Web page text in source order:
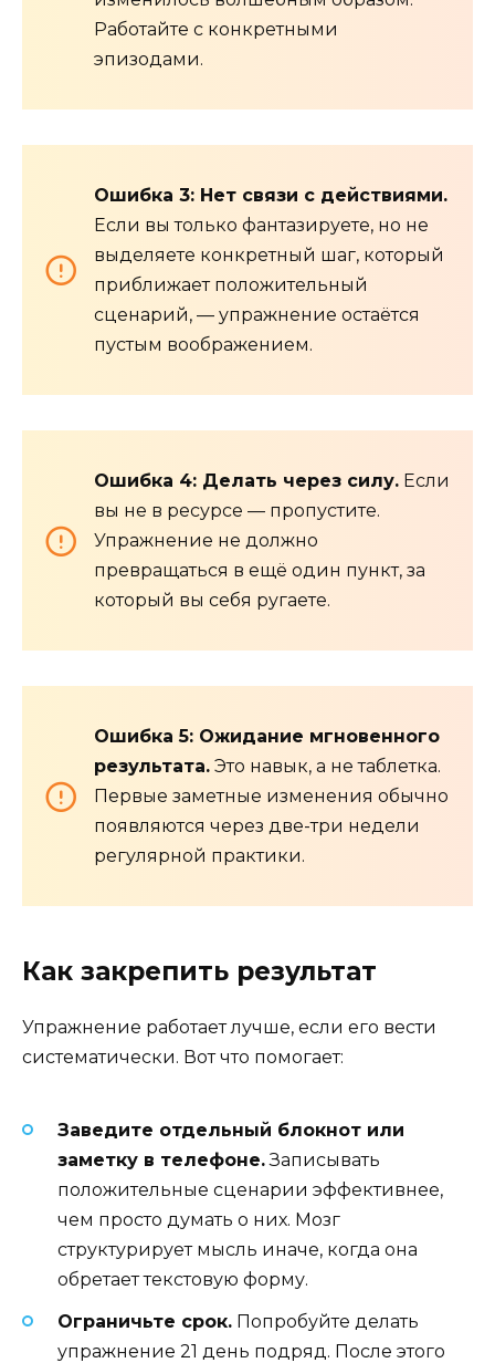
Работайте с конкретными
эпизодами.
Ошибка 3: Нет связи с действиями.
Если вы только фантазируете, но не
выделяете конкретный шаг, который
приближает положительный
сценарий, — упражнение остаётся
пустым воображением.
Ошибка 4: Делать через силу. Если
вы не в ресурсе — пропустите.
Упражнение не должно
превращаться в ещё один пункт, за
который вы себя ругаете.
Ошибка 5: Ожидание мгновенного
результата. Это навык, а не таблетка.
Первые заметные изменения обычно
появляются через две-три недели
регулярной практики.
Как закрепить результат
Упражнение работает лучше, если его вести
систематически. Вот что помогает:
Заведите отдельный блокнот или
заметку в телефоне.Записывать
положительные сценарии эффективнее,
чем просто думать о них. Мозг
структурирует мысль иначе, когда она
обретает текстовую форму.
Ограничьте срок. Попробуйте делать
упражнение 21 день подряд. После этого